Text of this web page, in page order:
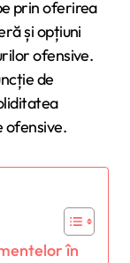
prin oferirea
și opțiuni
ofensive.
de
ofensive.
în